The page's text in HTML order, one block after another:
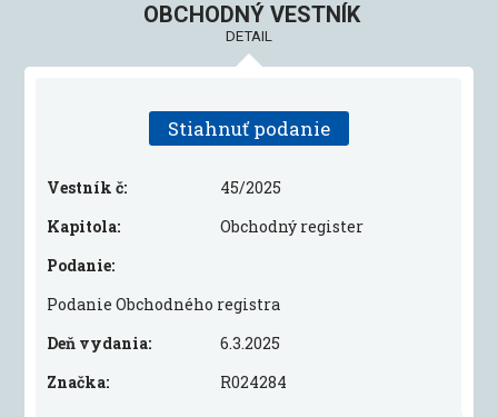
OBCHODNÝ VESTNÍK
DETAIL
Stiahnuť podanie
Vestník č:
45/2025
Kapitola:
Obchodný register
Podanie:
Podanie Obchodného registra
Deň vydania:
6.3.2025
Značka:
R024284